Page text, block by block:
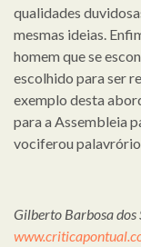
qualidades
mesmas ideias.
homem que se
escolhido para ser
exemplo desta
para a Assembleia
vociferou
Gilberto Barbosa dos